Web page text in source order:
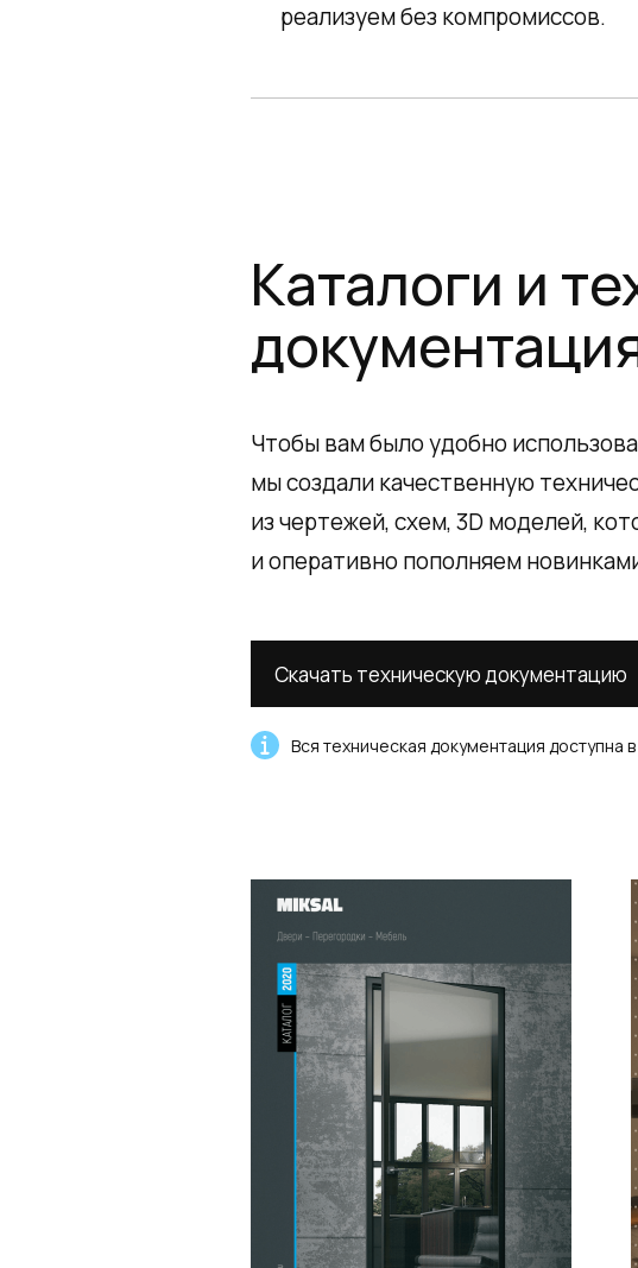
реализуем без компромиссов.
Каталоги и
Чтобы вам было удобно
мы создали качественную
из чертежей, схем, 3D моделей,
и оперативно пополняем
Скачать техническую документацию
Вся техническая документация доступна